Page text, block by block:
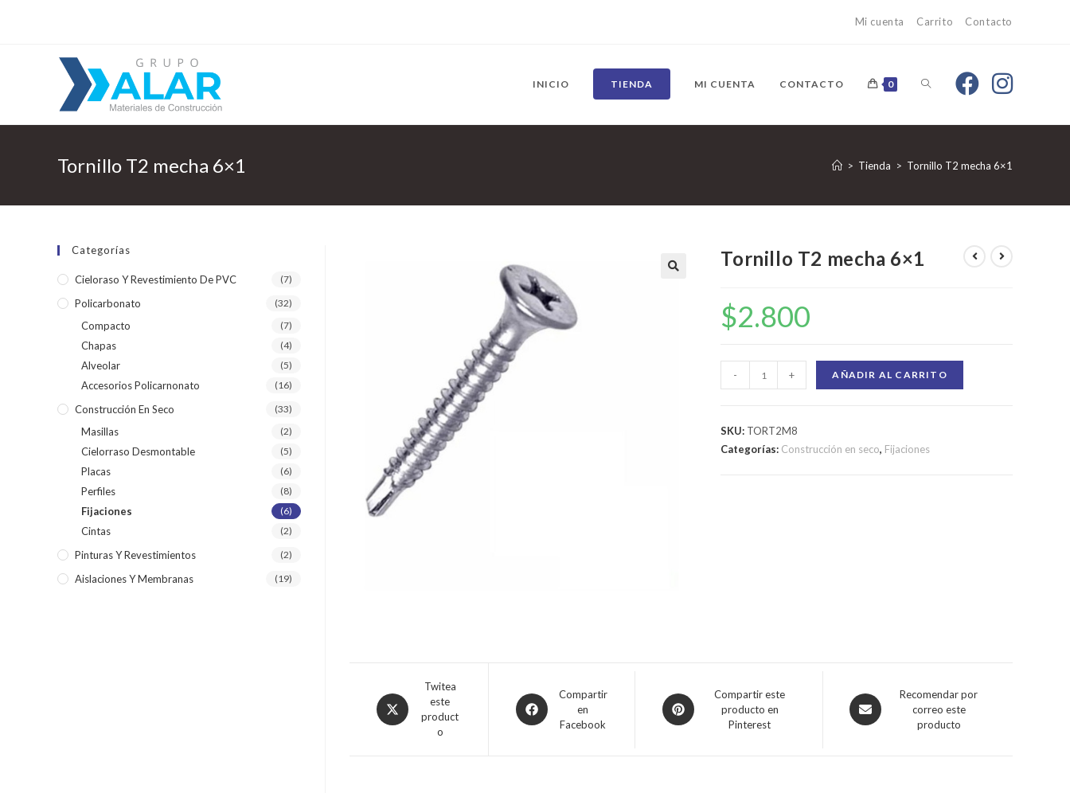
Mi cuenta Carrito Contacto
INICIO TIENDA MI CUENTA CONTACTO 0
Tornillo T2 mecha 6×1 > Tienda > Tornillo T2 mecha 6×1
Tornillo T2 mecha 6×1
$2.800
- + AÑADIR AL CARRITO
SKU: TORT2M8
Categorías: Construcción en seco, Fijaciones
Twitea
este
product
o
Compartir
en
Facebook
Compartir este
producto en
Pinterest
Recomendar por
correo este
producto
Categorías
Cieloraso Y Revestimiento De PVC (7)
Policarbonato (32)
Compacto (7)
Chapas (4)
Alveolar (5)
Accesorios Policarnonato (16)
Construcción En Seco (33)
Masillas (2)
Cielorraso Desmontable (5)
Placas (6)
Perfiles (8)
Fijaciones (6)
Cintas (2)
Pinturas Y Revestimientos (2)
Aislaciones Y Membranas (19)